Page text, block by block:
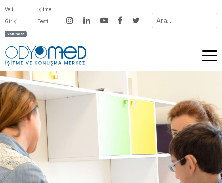
Veli
Girişi
Yakında!
İşitme
Testi